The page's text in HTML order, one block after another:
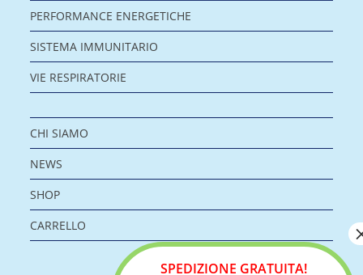
PERFORMANCE ENERGETICHE
SISTEMA IMMUNITARIO
VIE RESPIRATORIE
CHI SIAMO
NEWS
SHOP
CARRELLO
SPEDIZIONE GRATUITA!